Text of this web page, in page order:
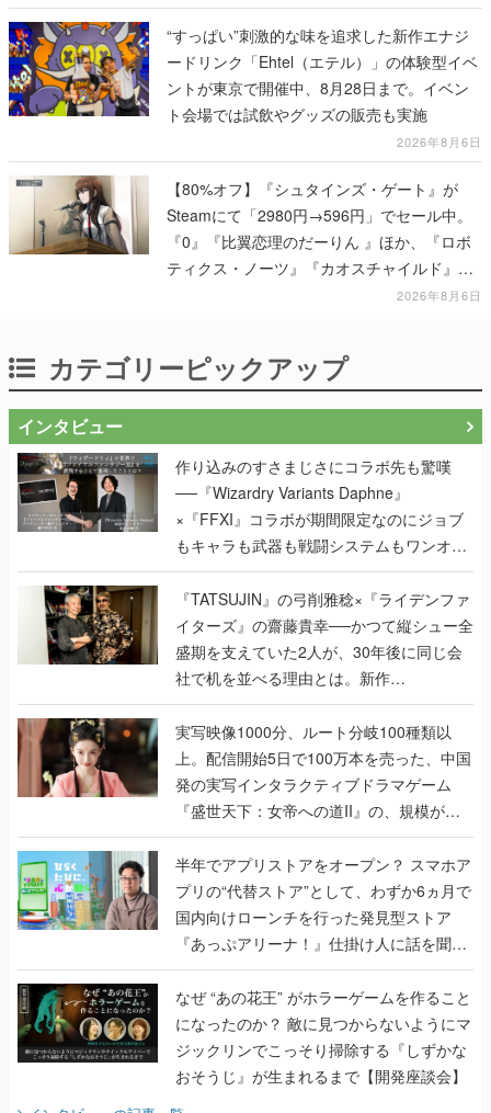
“すっぱい”刺激的な味を追求した新作エナジ
ードリンク「Ehtel（エテル）」の体験型イベ
ントが東京で開催中、8月28日まで。イベン
ト会場では試飲やグッズの販売も実施
2026年8月6日
【80%オフ】『シュタインズ・ゲート』が
Steamにて「2980円→596円」でセール中。
『0』『比翼恋理のだーりん 』ほか、『ロボ
ティクス・ノーツ』『カオスチャイルド』な
ど科学アドベンチャーシリーズもセール対象
2026年8月6日
カテゴリーピックアップ
インタビュー
作り込みのすさまじさにコラボ先も驚嘆
──『Wizardry Variants Daphne』
×『FFXI』コラボが期間限定なのにジョブ
もキャラも武器も戦闘システムもワンオフ
で作り込まれた理由を両ディレクターに聞
く
『TATSUJIN』の弓削雅稔×『ライデンファ
イターズ』の齋藤貴幸──かつて縦シュー全
盛期を支えていた2人が、30年後に同じ会
社で机を並べる理由とは。新作
『TATSUJIN EXTREME』で初タッグを組
んだレジェンド2人に訊く開発秘話
実写映像1000分、ルート分岐100種類以
上。配信開始5日で100万本を売った、中国
発の実写インタラクティブドラマゲーム
『盛世天下：女帝への道II』の、規模が違
うこだわりをプロデューサーに聞いた
半年でアプリストアをオープン？ スマホア
プリの“代替ストア”として、わずか6ヵ月で
国内向けローンチを行った発見型ストア
『あっぷアリーナ！』仕掛け人に話を聞い
てみた
なぜ “あの花王” がホラーゲームを作ること
になったのか？ 敵に見つからないようにマ
ジックリンでこっそり掃除する『しずかな
おそうじ』が生まれるまで【開発座談会】